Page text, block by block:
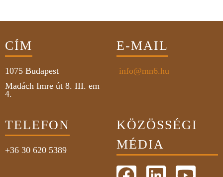
CÍM
1075 Budapest
Madách Imre út 8. III. em
4.
E-MAIL
info@mn6.hu
TELEFON
+36 30 620 5389
KÖZÖSSÉGI
MÉDIA